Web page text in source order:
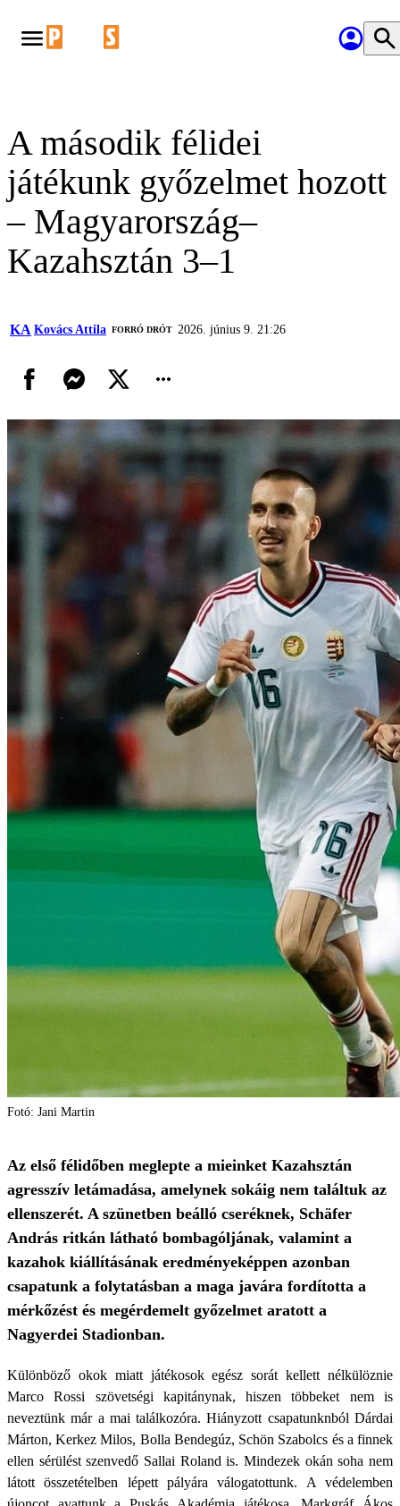
A második félidei
játékunk győzelmet hozott
– Magyarország–
Kazahsztán 3–1
KA Kovács Attila FORRÓ DRÓT 2026. június 9. 21:26
Fotó: Jani Martin
Az első félidőben meglepte a mieinket Kazahsztán
agresszív letámadása, amelynek sokáig nem találtuk az
ellenszerét. A szünetben beálló cseréknek, Schäfer
András ritkán látható bombagóljának, valamint a
kazahok kiállításának eredményeképpen azonban
csapatunk a folytatásban a maga javára fordította a
mérkőzést és megérdemelt győzelmet aratott a
Nagyerdei Stadionban.
Különböző okok miatt játékosok egész sorát kellett nélkülöznie
Marco Rossi szövetségi kapitánynak, hiszen többeket nem is
neveztünk már a mai találkozóra. Hiányzott csapatunknból Dárdai
Márton, Kerkez Milos, Bolla Bendegúz, Schön Szabolcs és a finnek
ellen sérülést szenvedő Sallai Roland is. Mindezek okán soha nem
látott összetételben lépett pályára válogatottunk. A védelemben